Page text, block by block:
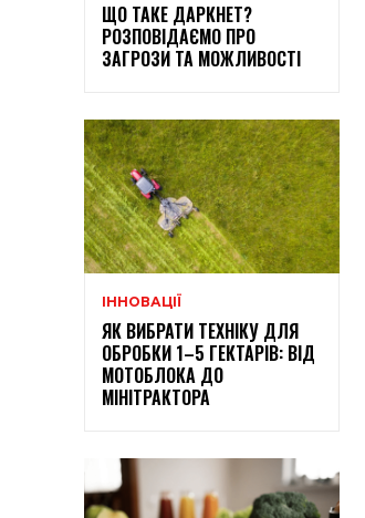
ЩО ТАКЕ ДАРКНЕТ?
РОЗПОВІДАЄМО ПРО
ЗАГРОЗИ ТА МОЖЛИВОСТІ
ІННОВАЦІЇ
ЯК ВИБРАТИ ТЕХНІКУ ДЛЯ
ОБРОБКИ 1–5 ГЕКТАРІВ: ВІД
МОТОБЛОКА ДО
МІНІТРАКТОРА